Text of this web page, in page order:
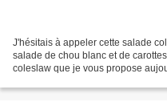
J'hésitais à appeler cette salade
salade de chou blanc et de
coleslaw que je vous propose